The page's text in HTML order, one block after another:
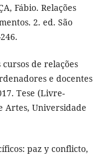
Fábio. Relações
2. ed. São
de relações
e docentes
Tese (Livre-
Artes, Universidade
paz y conflicto,